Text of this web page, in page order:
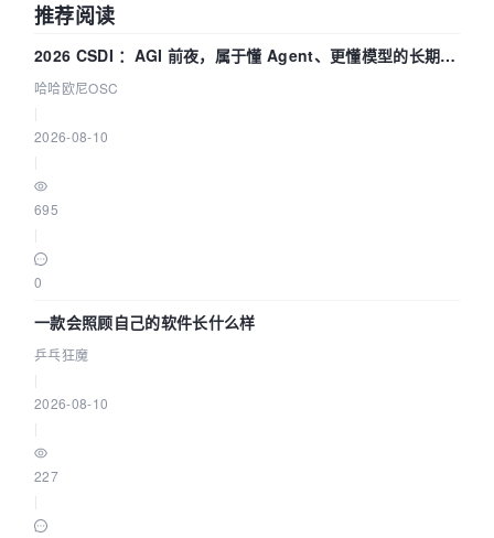
推荐阅读
2026 CSDI ：AGI 前夜，属于懂 Agent、更懂模型的长期深
耕企业
哈哈欧尼OSC
2026-08-10
695
0
一款会照顾自己的软件长什么样
乒乓狂魔
2026-08-10
227